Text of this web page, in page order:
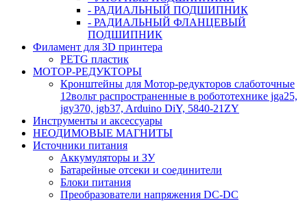
- РАДИАЛЬНЫЙ ПОДШИПНИК
- РАДИАЛЬНЫЙ ФЛАНЦЕВЫЙ
ПОДШИПНИК
Филамент для 3D принтера
PETG пластик
МОТОР-РЕДУКТОРЫ
Кронштейны для Мотор-редукторов слаботочные
12вольт распространенные в робототехнике jga25,
jgy370, jgb37, Arduino DiY, 5840-21ZY
Инструменты и аксессуары
НЕОДИМОВЫЕ МАГНИТЫ
Источники питания
Аккумуляторы и ЗУ
Батарейные отсеки и соединители
Блоки питания
Преобразователи напряжения DC-DC